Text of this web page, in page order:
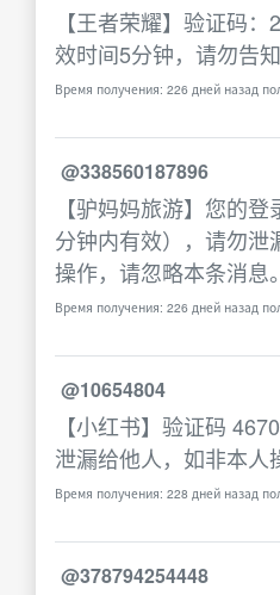
【王者荣耀】验证码
效时间5分钟，请勿告知
Время получения: 226 дней назад
@338560187896
【驴妈妈旅游】您的
分钟内有效），请勿泄
操作，请忽略本条消息。
Время получения: 226 дней назад
@10654804
【小红书】验证码
泄漏给他人，如非本人
Время получения: 228 дней назад
@378794254448